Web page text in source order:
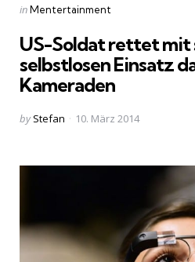
Categories
Posted
inMentertainment
US-Soldat rettet mit
selbstlosen Einsatz
Kameraden
Posted
by Stefan 10. März 2014